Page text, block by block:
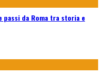
passi da Roma tra storia e